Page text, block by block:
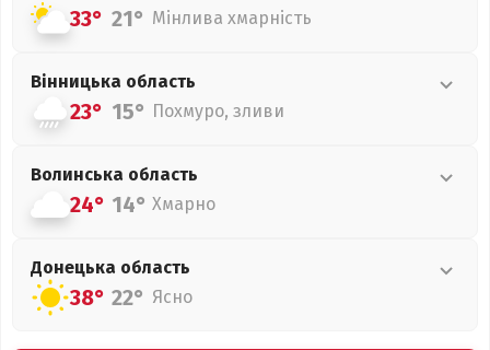
33° 21° Мінлива хмарність
Вінницька область
23° 15° Похмуро, зливи
Волинська область
24° 14° Хмарно
Донецька область
38° 22° Ясно